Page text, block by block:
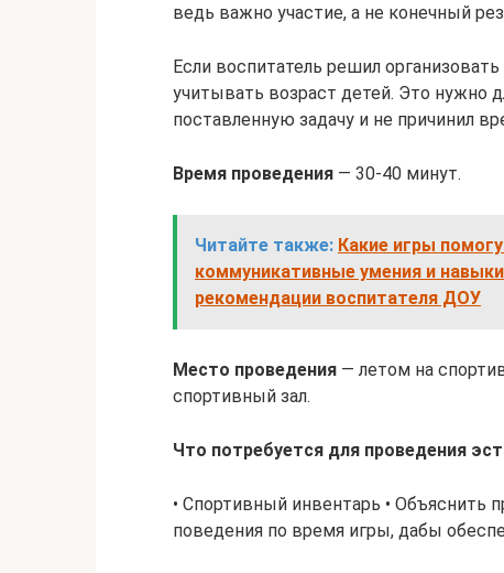
ведь важно участие, а не конечный
Если воспитатель решил
учитывать возраст детей. Это нужно
поставленную задачу и не причинил
Время проведения — 30-40 минут.
Читайте также: Какие игры
коммуникативные умения и
рекомендации воспитателя ДОУ
Место проведения — летом на
спортивный зал.
Что потребуется для проведения
• Спортивный инвентарь • Объяснить
поведения по время игры, дабы